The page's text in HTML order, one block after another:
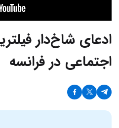
ادعای شاخ‌دار
اجتماعی در فرانسه